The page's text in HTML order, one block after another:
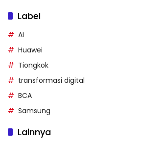
Label
AI
Huawei
Tiongkok
transformasi digital
BCA
Samsung
Lainnya